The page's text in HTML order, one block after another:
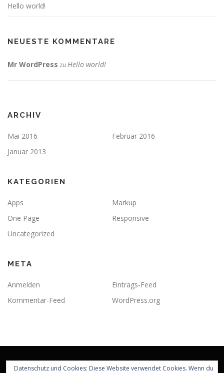
Hello world!
NEUESTE KOMMENTARE
Mr WordPress zu Hello world!
ARCHIV
Mai 2016
Februar 2016
Januar 2013
KATEGORIEN
Apps
Markup
One Page
Responsive
Uncategorized
META
Anmelden
Eintrags-Feed
Kommentar-Feed
WordPress.org
Datenschutz und Cookies: Diese Website verwendet Cookies. Wenn du